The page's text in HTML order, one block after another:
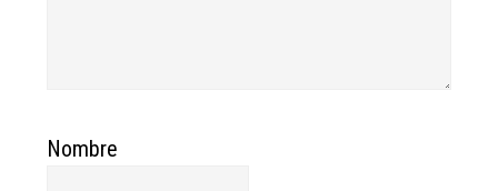
Nombre